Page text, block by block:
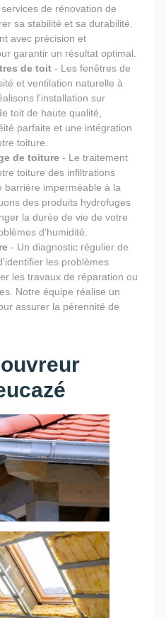
de rénovation de
sa stabilité et sa durabilité.
avec précision et
garantir un résultat optimal.
de toit - Les fenêtres de
et ventilation naturelle à
l'installation sur
toit de haute qualité,
parfaite et une intégration
toiture.
de toiture - Le traitement
toiture des infiltrations
barrière imperméable à la
des produits hydrofuges
la durée de vie de votre
d'humidité.
- Un diagnostic régulier de
les problèmes
les travaux de réparation ou
Notre équipe réalise un
assurer la pérennité de